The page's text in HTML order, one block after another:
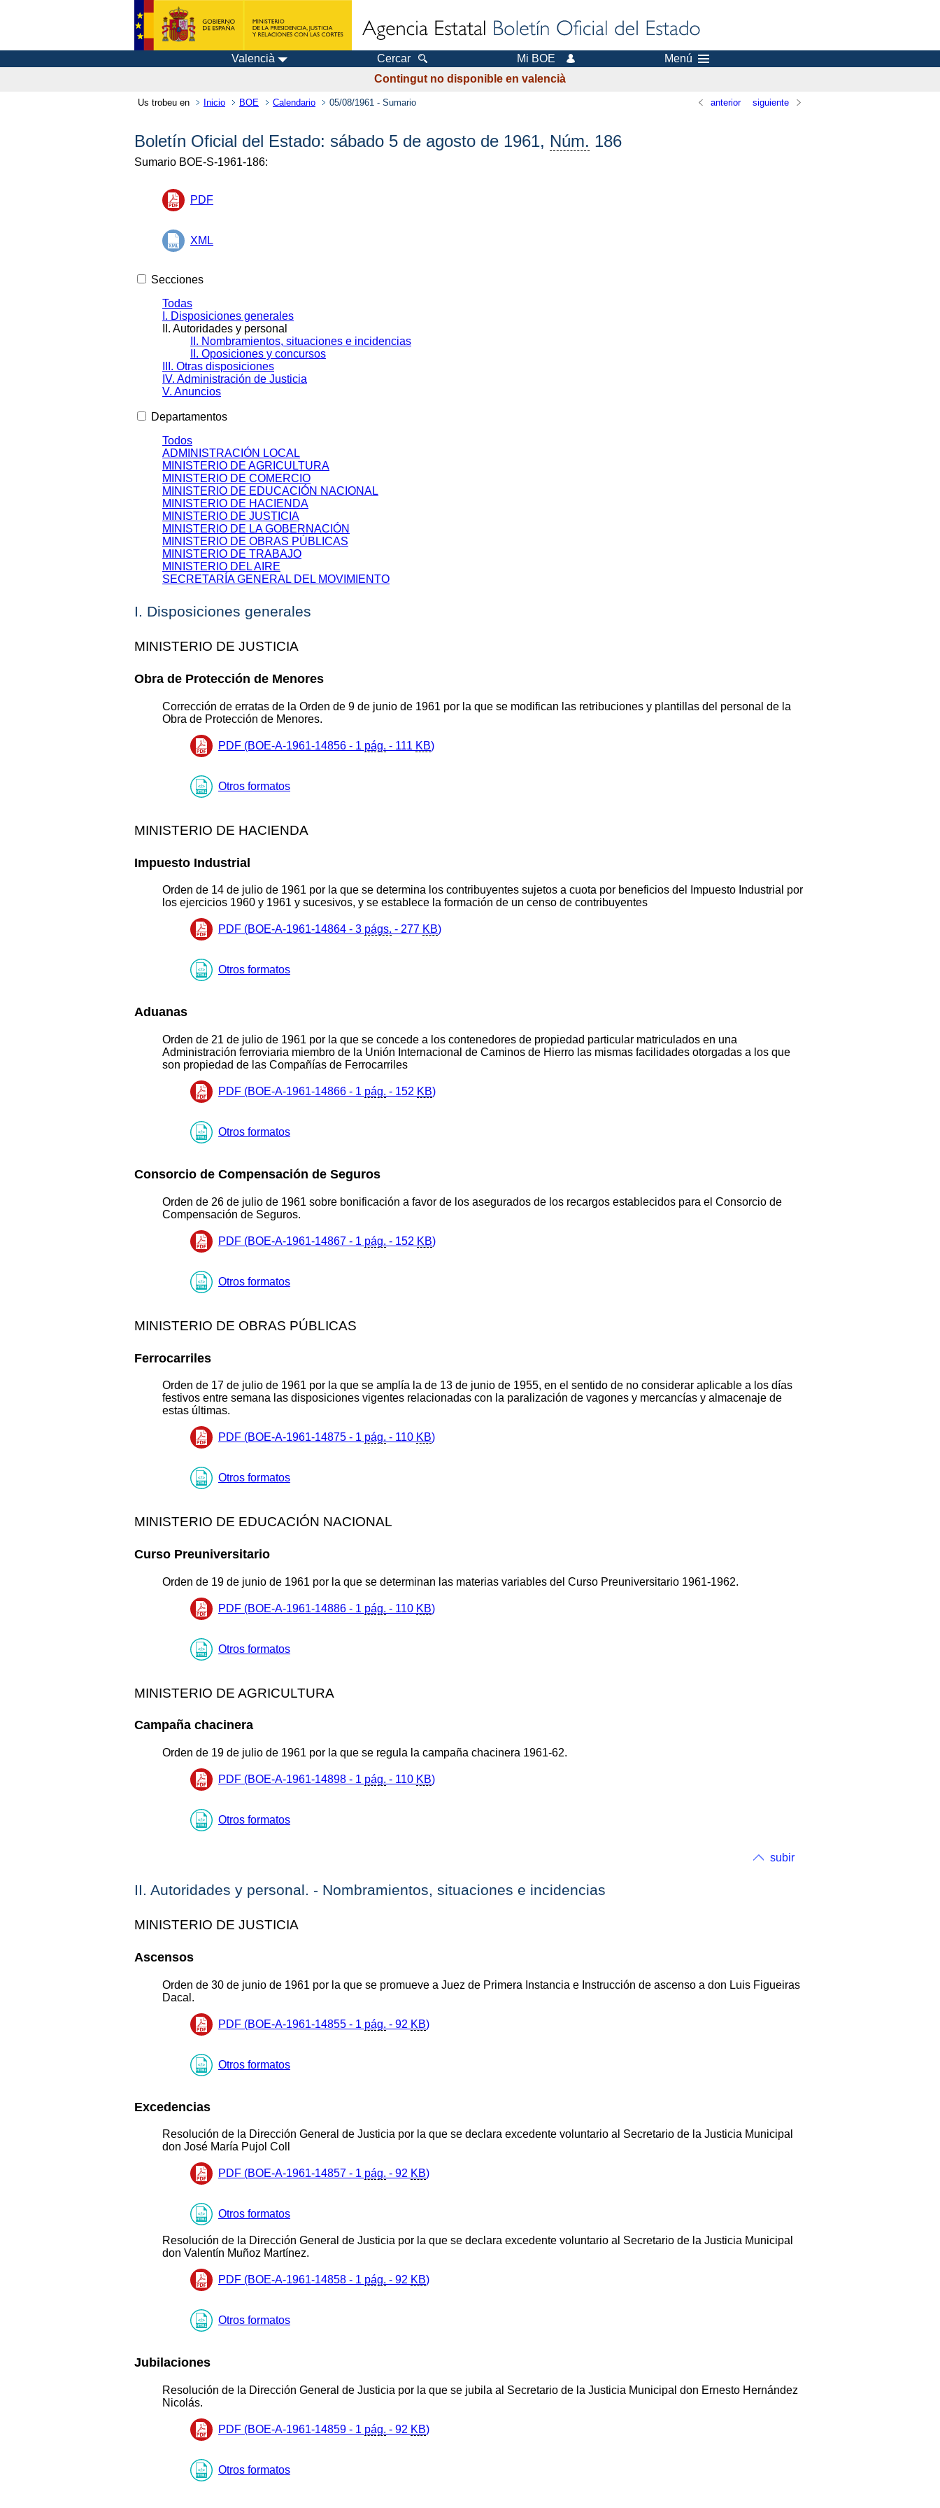
Valencià Cercar Mi BOE
Menú
Contingut no disponible en valencià
Us trobeu en Inicio BOE Calendario 05/08/1961 - Sumario anterior siguiente
Boletín Oficial del Estado: sábado 5 de agosto de 1961, Núm. 186
Sumario BOE-S-1961-186:
PDF
XML
Secciones
Todas
I. Disposiciones generales
II. Autoridades y personal
II. Nombramientos, situaciones e incidencias
II. Oposiciones y concursos
III. Otras disposiciones
IV. Administración de Justicia
V. Anuncios
Departamentos
Todos
ADMINISTRACIÓN LOCAL
MINISTERIO DE AGRICULTURA
MINISTERIO DE COMERCIO
MINISTERIO DE EDUCACIÓN NACIONAL
MINISTERIO DE HACIENDA
MINISTERIO DE JUSTICIA
MINISTERIO DE LA GOBERNACIÓN
MINISTERIO DE OBRAS PÚBLICAS
MINISTERIO DE TRABAJO
MINISTERIO DEL AIRE
SECRETARÍA GENERAL DEL MOVIMIENTO
I. Disposiciones generales
MINISTERIO DE JUSTICIA
Obra de Protección de Menores
Corrección de erratas de la Orden de 9 de junio de 1961 por la que se modifican las retribuciones y plantillas del personal de la
Obra de Protección de Menores.
PDF (BOE-A-1961-14856 - 1 pág. - 111 KB)
Otros formatos
MINISTERIO DE HACIENDA
Impuesto Industrial
Orden de 14 de julio de 1961 por la que se determina los contribuyentes sujetos a cuota por beneficios del Impuesto Industrial por
los ejercicios 1960 y 1961 y sucesivos, y se establece la formación de un censo de contribuyentes
PDF (BOE-A-1961-14864 - 3 págs. - 277 KB)
Otros formatos
Aduanas
Orden de 21 de julio de 1961 por la que se concede a los contenedores de propiedad particular matriculados en una
Administración ferroviaria miembro de la Unión Internacional de Caminos de Hierro las mismas facilidades otorgadas a los que
son propiedad de las Compañías de Ferrocarriles
PDF (BOE-A-1961-14866 - 1 pág. - 152 KB)
Otros formatos
Consorcio de Compensación de Seguros
Orden de 26 de julio de 1961 sobre bonificación a favor de los asegurados de los recargos establecidos para el Consorcio de
Compensación de Seguros.
PDF (BOE-A-1961-14867 - 1 pág. - 152 KB)
Otros formatos
MINISTERIO DE OBRAS PÚBLICAS
Ferrocarriles
Orden de 17 de julio de 1961 por la que se amplía la de 13 de junio de 1955, en el sentido de no considerar aplicable a los días
festivos entre semana las disposiciones vigentes relacionadas con la paralización de vagones y mercancías y almacenaje de
estas últimas.
PDF (BOE-A-1961-14875 - 1 pág. - 110 KB)
Otros formatos
MINISTERIO DE EDUCACIÓN NACIONAL
Curso Preuniversitario
Orden de 19 de junio de 1961 por la que se determinan las materias variables del Curso Preuniversitario 1961-1962.
PDF (BOE-A-1961-14886 - 1 pág. - 110 KB)
Otros formatos
MINISTERIO DE AGRICULTURA
Campaña chacinera
Orden de 19 de julio de 1961 por la que se regula la campaña chacinera 1961-62.
PDF (BOE-A-1961-14898 - 1 pág. - 110 KB)
Otros formatos
subir
II. Autoridades y personal. - Nombramientos, situaciones e incidencias
MINISTERIO DE JUSTICIA
Ascensos
Orden de 30 de junio de 1961 por la que se promueve a Juez de Primera Instancia e Instrucción de ascenso a don Luis Figueiras
Dacal.
PDF (BOE-A-1961-14855 - 1 pág. - 92 KB)
Otros formatos
Excedencias
Resolución de la Dirección General de Justicia por la que se declara excedente voluntario al Secretario de la Justicia Municipal
don José María Pujol Coll
PDF (BOE-A-1961-14857 - 1 pág. - 92 KB)
Otros formatos
Resolución de la Dirección General de Justicia por la que se declara excedente voluntario al Secretario de la Justicia Municipal
don Valentín Muñoz Martínez.
PDF (BOE-A-1961-14858 - 1 pág. - 92 KB)
Otros formatos
Jubilaciones
Resolución de la Dirección General de Justicia por la que se jubila al Secretario de la Justicia Municipal don Ernesto Hernández
Nicolás.
PDF (BOE-A-1961-14859 - 1 pág. - 92 KB)
Otros formatos